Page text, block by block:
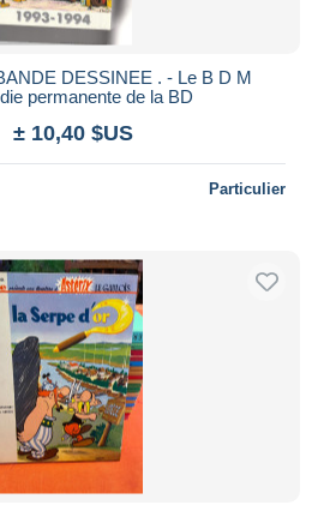
DESSINEE . - Le B D M
permanente de la BD
± 10,40 $US
Particulier